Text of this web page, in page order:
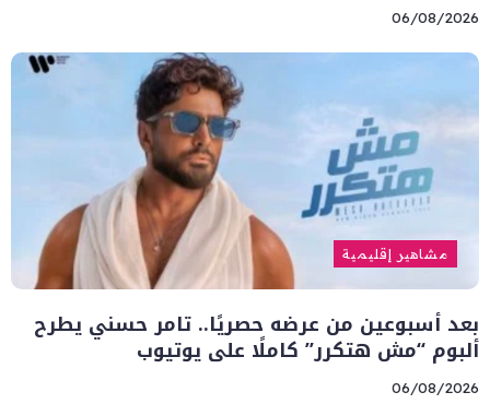
06/08/2026
مشاهير إقليمية
بعد أسبوعين من عرضه حصريًا.. تامر حسني يطرح
ألبوم “مش هتكرر” كاملًا على يوتيوب
06/08/2026